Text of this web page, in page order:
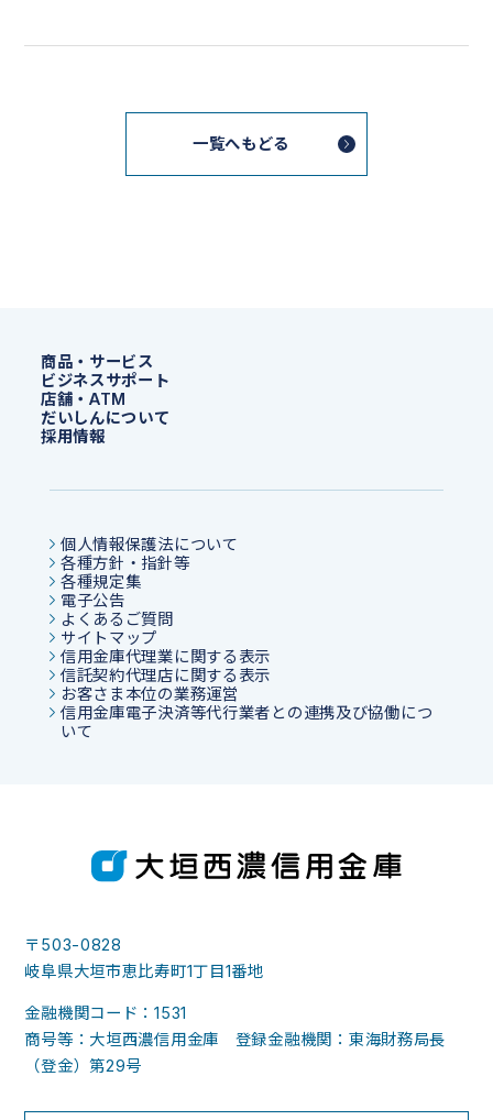
一覧へもどる
商品・サービス
ビジネスサポート
店舗・ATM
だいしんについて
採用情報
個人情報保護法について
各種方針・指針等
各種規定集
電子公告
よくあるご質問
サイトマップ
信用金庫代理業に関する表示
信託契約代理店に関する表示
お客さま本位の業務運営
信用金庫電子決済等代行業者との連携及び協働につ
いて
〒503-0828
岐阜県大垣市恵比寿町1丁目1番地
金融機関コード：1531
商号等：大垣西濃信用金庫 登録金融機関：東海財務局長
（登金）第29号